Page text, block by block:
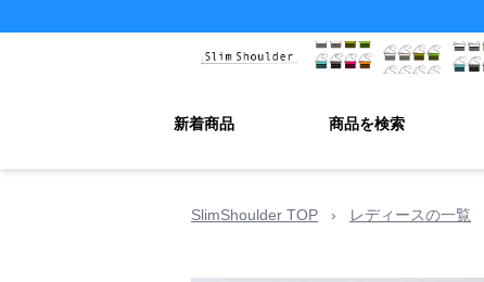
新着商品 商品を検索
SlimShoulder TOP › レディースの一覧